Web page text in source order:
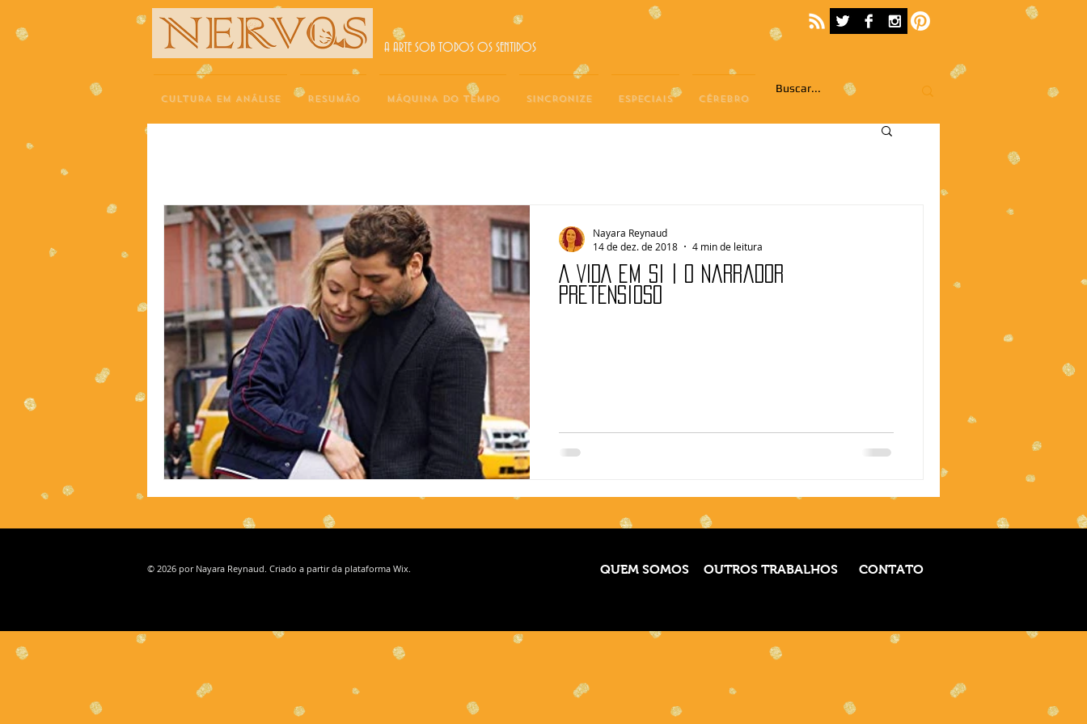
NERVOS A ARTE SOB TODOS OS SENTIDOS
CULTURA EM ANÁLISE RESUMÃO MÁQUINA DO TEMPO SINCRONIZE ESPECIAIS CÉREBRO
A VIDA EM SI | O narrador
pretensioso
Nayara Reynaud
14 de dez. de 2018
4 min de leitura
© 2026 por Nayara Reynaud. Criado a partir da plataforma Wix. QUEM SOMOS OUTROS TRABALHOS CONTATO